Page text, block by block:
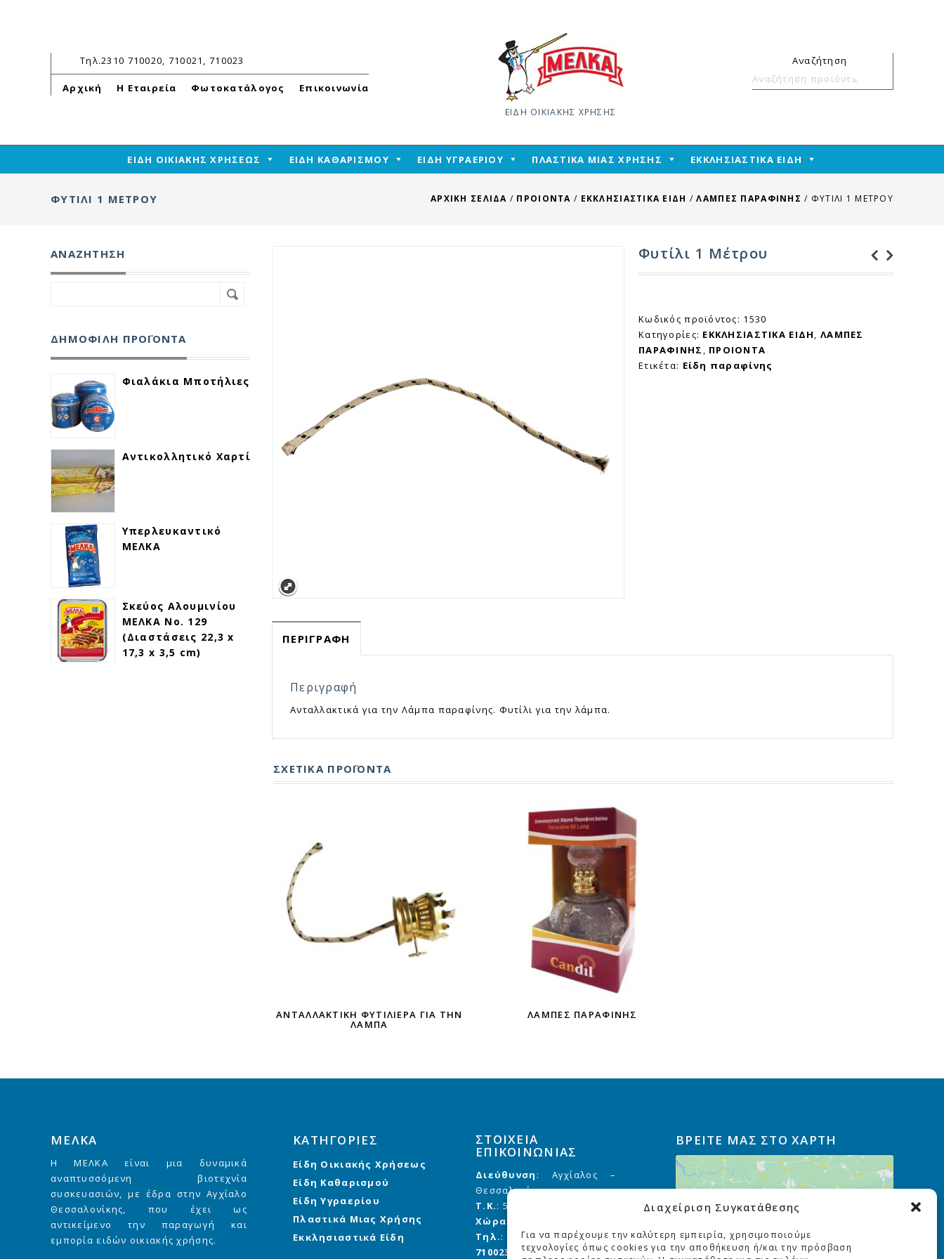
Διαχείριση Συγκατάθεσης
Για να παρέχουμε την καλύτερη εμπειρία, χρησιμοποιούμε
τεχνολογίες όπως cookies για την αποθήκευση ή/και την πρόσβαση
Τηλ.2310 710020, 710021, 710023
Αρχική Η Εταιρεία Φωτοκατάλογος Επικοινωνία
ΕΙΔΗ ΟΙΚΙΑΚΗΣ ΧΡΗΣΗΣ
Αναζήτηση
Αναζήτηση
για:
ΕΙΔΗ ΟΙΚΙΑΚΗΣ ΧΡΗΣΕΩΣ ΕΙΔΗ ΚΑΘΑΡΙΣΜΟΥ ΕΙΔΗ ΥΓΡΑΕΡΙΟΥ ΠΛΑΣΤΙΚΑ ΜΙΑΣ ΧΡΗΣΗΣ ΕΚΚΛΗΣΙΑΣΤΙΚΑ ΕΙΔΗ
ΦΥΤΊΛΙ 1 ΜΈΤΡΟΥ ΑΡΧΙΚΉ ΣΕΛΊΔΑ / ΠΡΟΙΟΝΤΑ / ΕΚΚΛΗΣΙΑΣΤΙΚΑ ΕΙΔΗ /ΛΑΜΠΕΣ ΠΑΡΑΦΙΝΗΣ / ΦΥΤΊΛΙ 1 ΜΈΤΡΟΥ
Φυτίλι 1 Μέτρου
Κωδικός προϊόντος: 1530
Κατηγορίες: ΕΚΚΛΗΣΙΑΣΤΙΚΑ ΕΙΔΗ, ΛΑΜΠΕΣ
ΠΑΡΑΦΙΝΗΣ , ΠΡΟΙΟΝΤΑ
Ετικέτα: Είδη παραφίνης
ΠΕΡΙΓΡΑΦΉ
Περιγραφή
Ανταλλακτικά για την Λάμπα παραφίνης. Φυτίλι για την λάμπα.
ΣΧΕΤΙΚΆ ΠΡΟΪΌΝΤΑ
ΑΝΤΑΛΛΑΚΤΙΚΉ ΦΥΤΙΛΙΈΡΑ ΓΙΑ ΤΗΝ
ΛΆΜΠΑ
ΓΡΗΓΟΡΗ ΠΡΟΒΟΛΗ
ΛΆΜΠΕΣ ΠΑΡΑΦΊΝΗΣ
ΑΝΑΖΉΤΗΣΗ
ΔΗΜΟΦΙΛΗ ΠΡΟΪΟΝΤΑ
Φιαλάκια Μποτήλιες
Αντικολλητικό Χαρτί
Υπερλευκαντικό
ΜΕΛΚΑ
Σκεύος Αλουμινίου
ΜΕΛΚΑ Νο. 129
(Διαστάσεις 22,3 x
17,3 x 3,5 cm)
ΜΕΛΚΑ
Η ΜΕΛΚΑ είναι μια δυναμικά
αναπτυσσόμενη βιοτεχνία
συσκευασιών, με έδρα στην Αγχίαλο
Θεσσαλονίκης, που έχει ως
αντικείμενο την παραγωγή και
εμπορία ειδών οικιακής χρήσης.
ΚΑΤΗΓΟΡΙΕΣ
Είδη Οικιακής Χρήσεως
Είδη Καθαρισμού
Είδη Υγραερίου
Πλαστικά Μιας Χρήσης
Εκκλησιαστικά Είδη
ΣΤΟΙΧΕΙΑ
ΕΠΙΚΟΙΝΩΝΙΑΣ
Διεύθυνση : Αγχίαλος –
Θεσσαλονίκης
Τ.Κ.: 57 008
Χώρα
Τηλ.: 2310 710020,710021,
710023
ΒΡΕΙΤΕ ΜΑΣ ΣΤΟ ΧΑΡΤΗ
Κάντε κλικ για να αποδεχτείτε
και να ενεργοποιήσετε αυτό